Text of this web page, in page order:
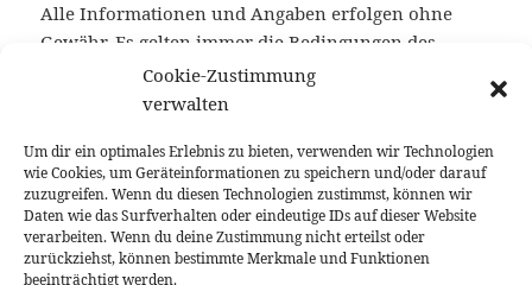
Cookie-Zustimmung
verwalten
Um dir ein optimales Erlebnis zu bieten, verwenden wir Technologien
wie Cookies, um Geräteinformationen zu speichern und/oder darauf
zuzugreifen. Wenn du diesen Technologien zustimmst, können wir
Daten wie das Surfverhalten oder eindeutige IDs auf dieser Website
verarbeiten. Wenn du deine Zustimmung nicht erteilst oder
zurückziehst, können bestimmte Merkmale und Funktionen
beeinträchtigt werden.
Alle Informationen und Angaben erfolgen ohne
Gewähr. Es gelten immer die Bedingungen des
abgeschlossenen Factoringvertrags mit der
Factoringgesellschaft.
Unsere Vergütung – kostenfrei!
Die Vergütung der Factoringzentrale für den
vermittelten und betreuten Factoringvertrag ist
Bestandteil der Factoringprämie und wird von dem